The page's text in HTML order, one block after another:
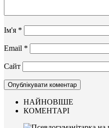
Ім'я *
Email *
Сайт
НАЙНОВІШЕ
КОМЕНТАРІ